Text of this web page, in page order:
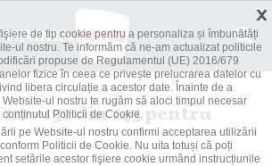
- 132 din 143 pentru
×
de tip cookie pentru a personaliza și îmbunătăți
ul nostru. Te informăm că ne-am actualizat politicile
propuse de Regulamentul (UE) 2016/679
fizice în ceea ce privește prelucrarea datelor cu
libera circulație a acestor date. Înainte de a
ul nostru te rugăm să aloci timpul necesar
Politicii de Cookie.
pe Website-ul nostru confirmi acceptarea utilizării
Politicii de Cookie. Nu uita totuși că poți
setările acestor fişiere cookie urmând instrucțiunile